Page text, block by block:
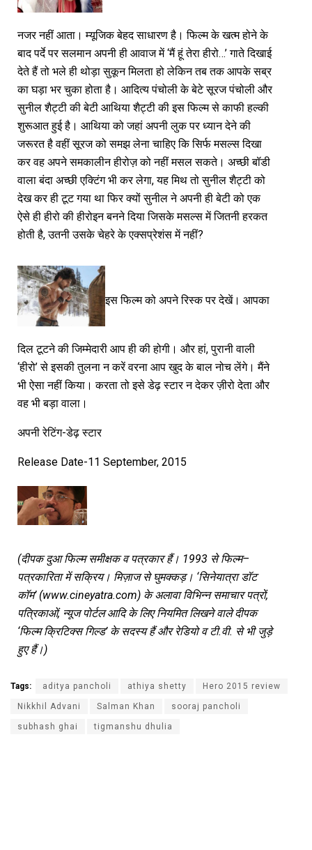
नजर नहीं आता। म्यूजिक बेहद साधारण है। फिल्म के खत्म होने के
बाद पर्दे पर सलमान अपनी ही आवाज में ‘मैं हूं तेरा हीरो…’ गाते दिखाई
देते हैं तो भले ही थोड़ा सुकून मिलता हो लेकिन तब तक आपके सब्र
का घड़ा भर चुका होता है। आदित्य पंचोली के बेटे सूरज पंचोली और
सुनील शैट्टी की बेटी आथिया शैट्टी की इस फिल्म से काफी हल्की
शुरूआत हुई है। आथिया को जहां अपनी लुक पर ध्यान देने की
जरूरत है वहीं सूरज को समझ लेना चाहिए कि सिर्फ मसल्स दिखा
कर वह अपने समकालीन हीरोज़ को नहीं मसल सकते। अच्छी बॉडी
वाला बंदा अच्छी एक्टिंग भी कर लेगा, यह मिथ तो सुनील शैट्टी को
देख कर ही टूट गया था फिर क्यों सुनील ने अपनी ही बेटी को एक
ऐसे ही हीरो की हीरोइन बनने दिया जिसके मसल्स में जितनी हरकत
होती है, उतनी उसके चेहरे के एक्सप्रेशंस में नहीं?
इस फिल्म को अपने रिस्क पर देखें। आपका
दिल टूटने की जिम्मेदारी आप ही की होगी। और हां, पुरानी वाली
‘हीरो’ से इसकी तुलना न करें वरना आप खुद के बाल नोच लेंगे। मैंने
भी ऐसा नहीं किया। करता तो इसे डेढ़ स्टार न देकर ज़ीरो देता और
वह भी बड़ा वाला।
अपनी रेटिंग-डेढ़ स्टार
Release Date-11 September, 2015
(दीपक दुआ फिल्म समीक्षक व पत्रकार हैं। 1993 से फिल्म–
पत्रकारिता में सक्रिय। मिज़ाज से घुमक्कड़। ‘सिनेयात्रा डॉट
कॉम’ (www.cineyatra.com) के अलावा विभिन्न समाचार पत्रों,
पत्रिकाओं, न्यूज पोर्टल आदि के लिए नियमित लिखने वाले दीपक
‘फिल्म क्रिटिक्स गिल्ड’ के सदस्य हैं और रेडियो व टी.वी. से भी जुड़े
हुए हैं।)
Tags: aditya pancholi athiya shetty Hero 2015 review
Nikkhil Advani Salman Khan sooraj pancholi
subhash ghai tigmanshu dhulia